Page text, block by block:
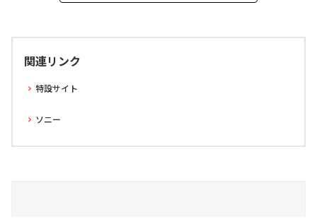
関連リンク
特設サイト
ソニー